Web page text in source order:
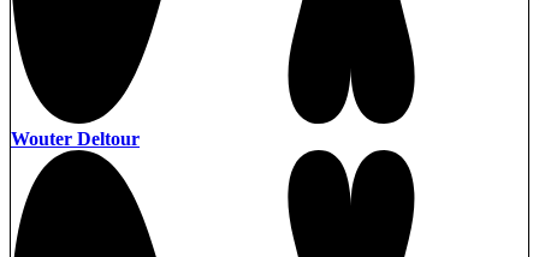
Wouter Deltour